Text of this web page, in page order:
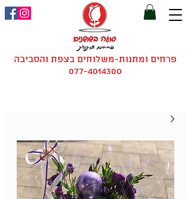
פרחים ומתנות-משלוחים בצפת והסביבה
077-4014300